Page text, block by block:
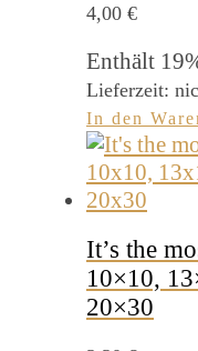
4,00 €
Enthält
Lieferzeit:
In den
It’s the
10×10,
20×30